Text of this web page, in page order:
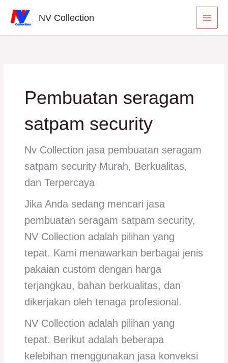
NV Collection
Pembuatan seragam
satpam security
Nv Collection jasa pembuatan seragam
satpam security Murah, Berkualitas,
dan Terpercaya
Jika Anda sedang mencari jasa
pembuatan seragam satpam security,
NV Collection adalah pilihan yang
tepat. Kami menawarkan berbagai jenis
pakaian custom dengan harga
terjangkau, bahan berkualitas, dan
dikerjakan oleh tenaga profesional.
NV Collection adalah pilihan yang
tepat. Berikut adalah beberapa
kelebihan menggunakan jasa konveksi